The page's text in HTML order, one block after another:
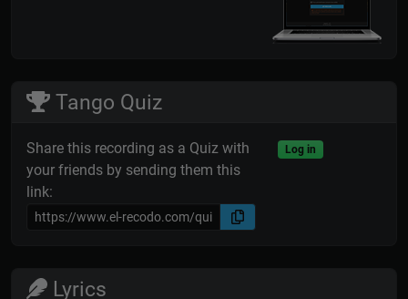
Tango Quiz
Share this recording as a Quiz with
your friends by sending them this
link:
Log in
Lyrics